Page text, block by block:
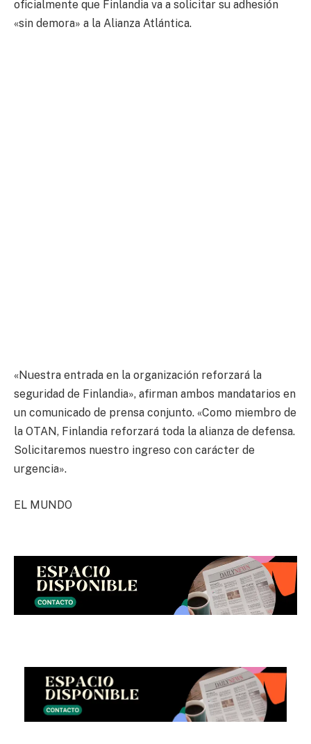
oficialmente que Finlandia va a solicitar su adhesión
«sin demora» a la Alianza Atlántica.
«Nuestra entrada en la organización reforzará la
seguridad de Finlandia», afirman ambos mandatarios en
un comunicado de prensa conjunto. «Como miembro de
la OTAN, Finlandia reforzará toda la alianza de defensa.
Solicitaremos nuestro ingreso con carácter de
urgencia».
EL MUNDO